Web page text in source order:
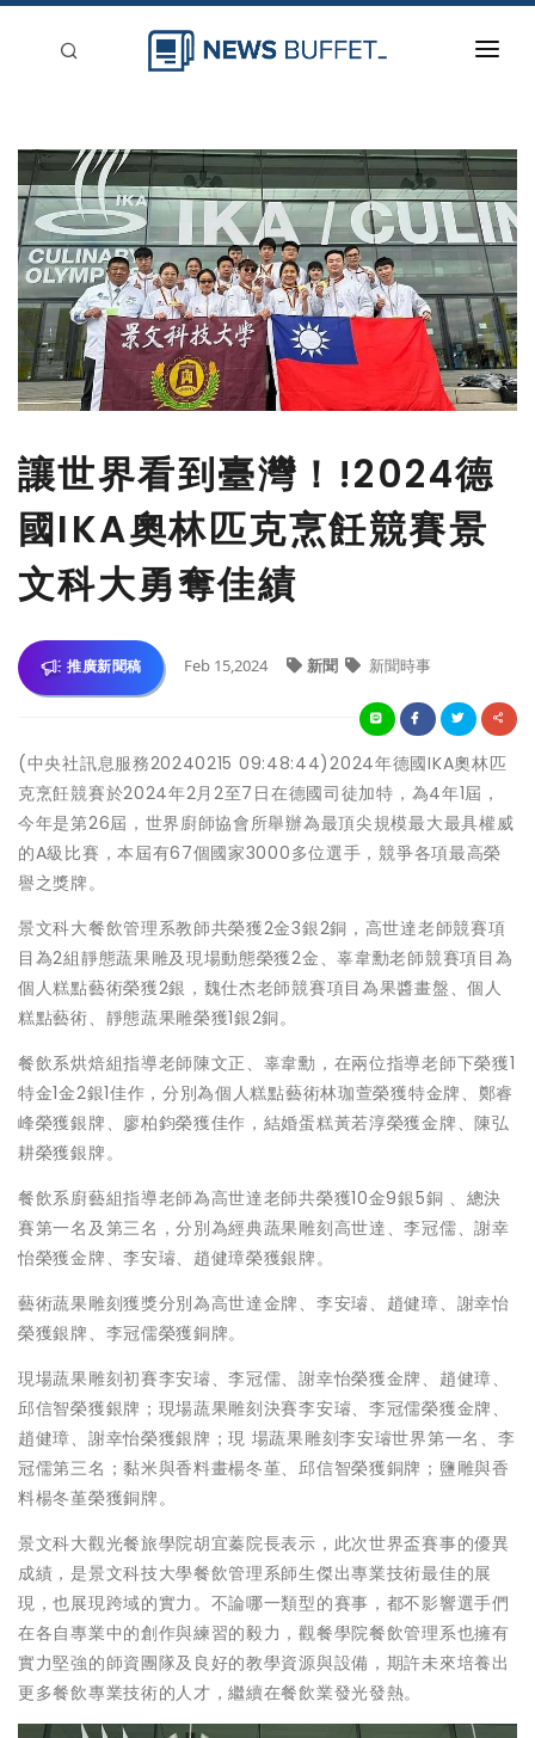
新聞稿分類
登入
刊登
讓世界看到臺灣！!2024德
國IKA奧林匹克烹飪競賽景
文科大勇奪佳績
推廣新聞稿 Feb 15,2024 新聞 新聞時事
(中央社訊息服務20240215 09:48:44)2024年德國IKA奧林匹
克烹飪競賽於2024年2月2至7日在德國司徒加特，為4年1屆，
今年是第26屆，世界廚師協會所舉辦為最頂尖規模最大最具權威
的A級比賽，本屆有67個國家3000多位選手，競爭各項最高榮
譽之獎牌。
景文科大餐飲管理系教師共榮獲2金3銀2銅，高世達老師競賽項
目為2組靜態蔬果雕及現場動態榮獲2金、辜韋勳老師競賽項目為
個人糕點藝術榮獲2銀，魏仕杰老師競賽項目為果醬畫盤、個人
糕點藝術、靜態蔬果雕榮獲1銀2銅。
餐飲系烘焙組指導老師陳文正、辜韋勳，在兩位指導老師下榮獲1
特金1金2銀1佳作，分別為個人糕點藝術林珈萱榮獲特金牌、鄭睿
峰榮獲銀牌、廖柏鈞榮獲佳作，結婚蛋糕黃若淳榮獲金牌、陳弘
耕榮獲銀牌。
餐飲系廚藝組指導老師為高世達老師共榮獲10金9銀5銅 、總決
賽第一名及第三名，分別為經典蔬果雕刻高世達、李冠儒、謝幸
怡榮獲金牌、李安璿、趙健璋榮獲銀牌。
藝術蔬果雕刻獲獎分別為高世達金牌、李安璿、趙健璋、謝幸怡
榮獲銀牌、李冠儒榮獲銅牌。
現場蔬果雕刻初賽李安璿、李冠儒、謝幸怡榮獲金牌、趙健璋、
邱信智榮獲銀牌；現場蔬果雕刻決賽李安璿、李冠儒榮獲金牌、
趙健璋、謝幸怡榮獲銀牌；現 場蔬果雕刻李安璿世界第一名、李
冠儒第三名；黏米與香料畫楊冬堇、邱信智榮獲銅牌；鹽雕與香
料楊冬堇榮獲銅牌。
景文科大觀光餐旅學院胡宜蓁院長表示，此次世界盃賽事的優異
成績，是景文科技大學餐飲管理系師生傑出專業技術最佳的展
現，也展現跨域的實力。不論哪一類型的賽事，都不影響選手們
在各自專業中的創作與練習的毅力，觀餐學院餐飲管理系也擁有
實力堅強的師資團隊及良好的教學資源與設備，期許未來培養出
更多餐飲專業技術的人才，繼續在餐飲業發光發熱。